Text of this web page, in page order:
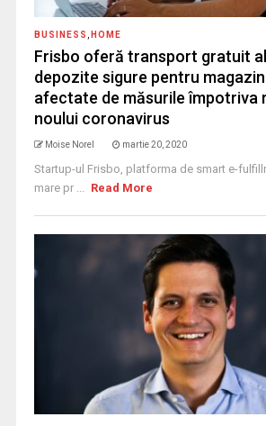
BUSINESS HOME
Frisbo oferă transport gratuit
depozite sigure pentru
afectate de măsurile împotriva
noului coronavirus
Moise Norel martie 20, 2020
Startup-ul Frisbo, platforma de smart e-
mare pr ... Read More